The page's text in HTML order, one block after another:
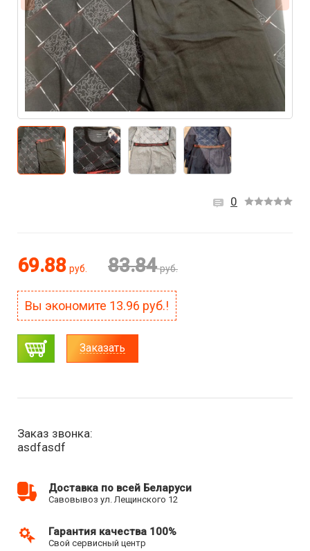
0
69.88 руб. 83.84 руб.
Вы экономите 13.96 руб.!
Заказать
Заказ звонка:
asdfasdf
Доставка по всей Беларуси
Савовывоз ул. Лещинского 12
Гарантия качества 100%
Свой сервисный центр